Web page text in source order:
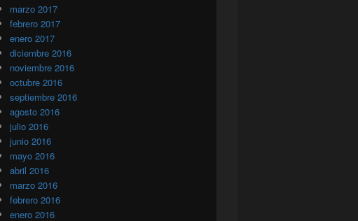
marzo 2017
febrero 2017
enero 2017
diciembre 2016
noviembre 2016
octubre 2016
septiembre 2016
agosto 2016
julio 2016
junio 2016
mayo 2016
abril 2016
marzo 2016
febrero 2016
enero 2016